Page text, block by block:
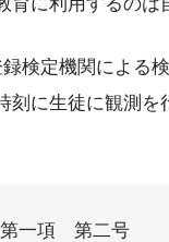
検定機関による
刻に生徒に観測
一項 第二号